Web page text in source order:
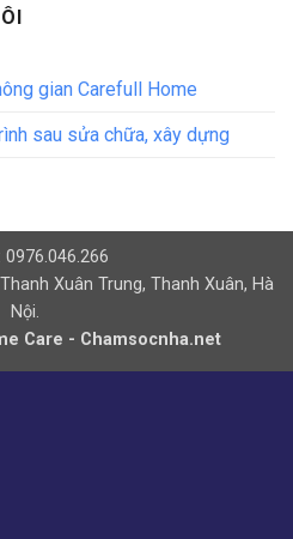
gian Carefull Home
sau sửa chữa, xây dựng
0976.046.266
Xuân Trung, Thanh Xuân, Hà
Nội.
Care - Chamsocnha.net